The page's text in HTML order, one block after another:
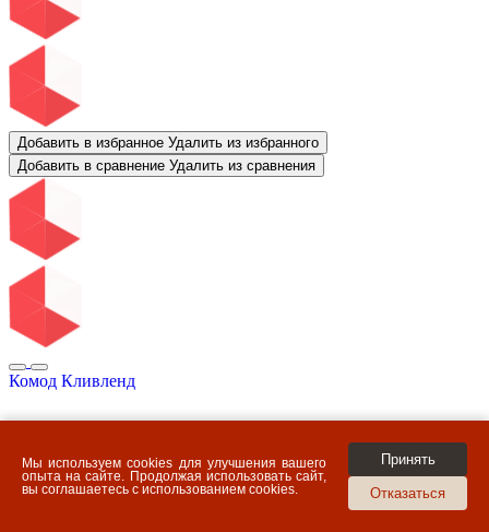
Добавить в избранное Удалить из избранного
Добавить в сравнение Удалить из сравнения
Комод Кливленд
Мы используем cookies для улучшения вашего
опыта на сайте. Продолжая использовать сайт,
вы соглашаетесь с использованием cookies.
Принять
Отказаться